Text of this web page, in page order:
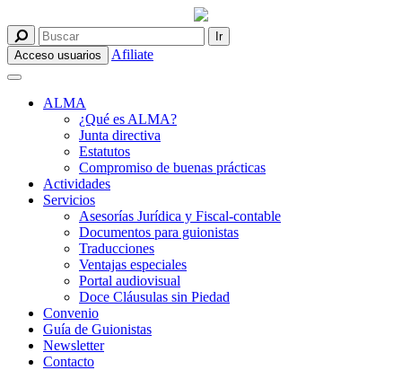
Acceso usuarios Afiliate
ALMA
¿Qué es ALMA?
Junta directiva
Estatutos
Compromiso de buenas prácticas
Actividades
Servicios
Asesorías Jurídica y Fiscal-contable
Documentos para guionistas
Traducciones
Ventajas especiales
Portal audiovisual
Doce Cláusulas sin Piedad
Convenio
Guía de Guionistas
Newsletter
Contacto